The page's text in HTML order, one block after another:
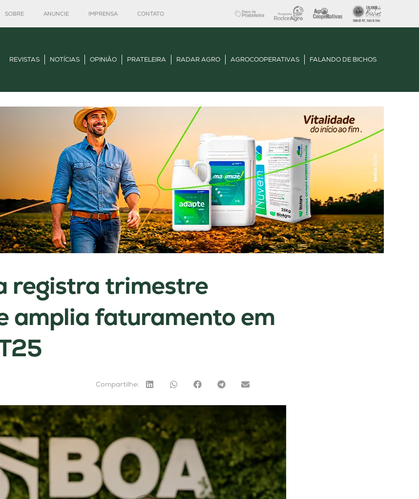
SOBRE ANUNCIE IMPRENSA CONTATO
REVISTAS NOTÍCIAS OPINIÃO PRATELEIRA RADAR AGRO AGROCOOPERATIVAS FALANDO DE BICHOS
registra trimestre
amplia faturamento em
Compartilhe: